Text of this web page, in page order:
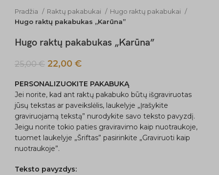
Pradžia Raktų pakabukai
Hugo raktų pakabukai
Hugo raktų pakabukas „Karūna”
Hugo raktų pakabukas „Karūna”
25,00€ 22,00 €
PERSONALIZUOKITE PAKABUKĄ
Jei norite, kad ant raktų pakabuko būtų išgraviruotas
jūsų tekstas ar paveikslėlis, laukelyje „Įrašykite
graviruojamą tekstą” nurodykite savo teksto pavyzdį.
Jeigu norite tokio paties graviravimo kaip nuotraukoje,
tuomet laukelyje „Šriftas” pasirinkite „Graviruoti kaip
nuotraukoje”.
Teksto pavyzdys: